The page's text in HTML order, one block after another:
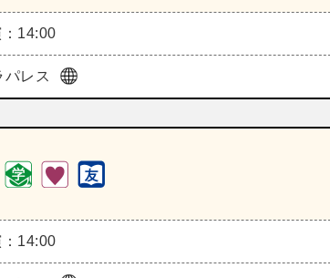
：14:00
パレス
：14:00